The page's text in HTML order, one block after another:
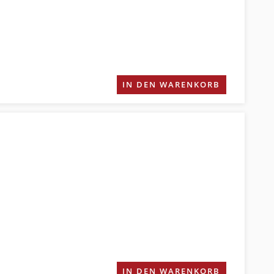
IN DEN WARENKORB
IN DEN WARENKORB